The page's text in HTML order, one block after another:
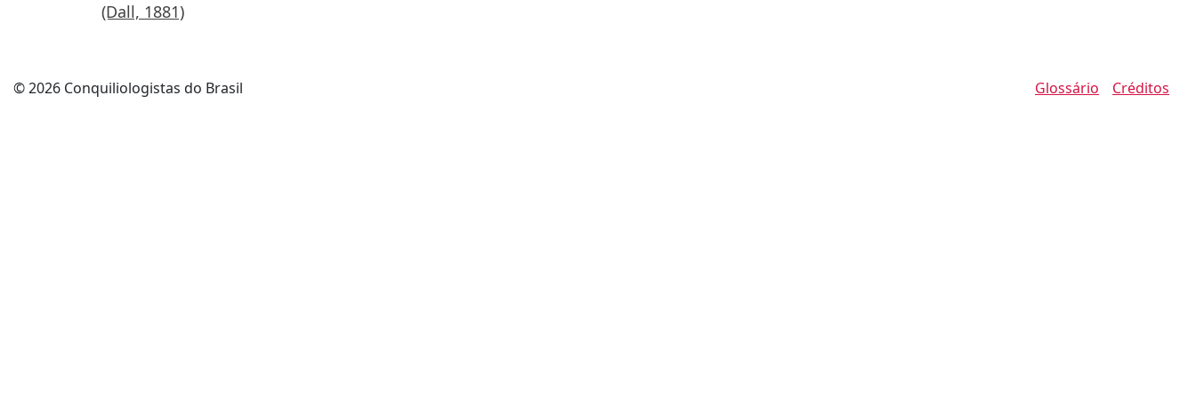
(Dall, 1881)
©️ 2026 Conquiliologistas do Brasil Glossário Créditos